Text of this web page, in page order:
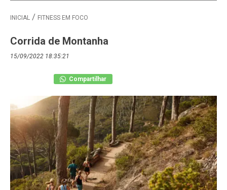
INICIAL FITNESS EM FOCO
Corrida de Montanha
15/09/2022 18:35:21
Compartilhar